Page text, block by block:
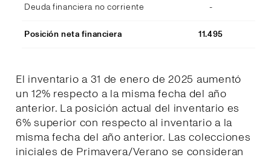
Deuda financiera no corriente -
Posición neta financiera 11.495
El inventario a 31 de enero de 2025 aumentó
un 12% respecto a la misma fecha del año
anterior. La posición actual del inventario es
6% superior con respecto al inventario a la
misma fecha del año anterior. Las colecciones
iniciales de Primavera/Verano se consideran